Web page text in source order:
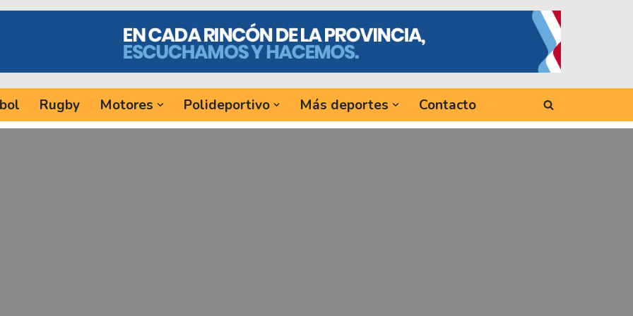
Rugby Motores Polideportivo Más deportes Contacto